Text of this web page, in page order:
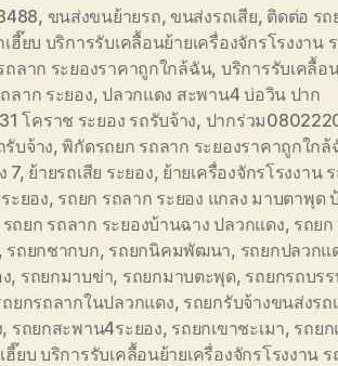
, ขนส่งขนย้ายรถ, ขนส่งรถเสีย, ติดต่อ รถ
ฮี๊ยบ บริการรับเคลื้อนย้ายเครื่องจักรโรงงาน
ถลาก ระยองราคาถูกใกล้ฉัน, บริการรับเคลื้อ
ลาก ระยอง, ปลวกแดง สะพาน4 บ่อวิน ปาก
โคราช ระยอง รถรับจ้าง, ปากร่วม
บจ้าง,พิกัดรถยก รถลาก ระยองราคาถูกใก
7, ย้ายรถเสีย ระยอง, ย้ายเครื่องจักรโรงงาน
ะยอง, รถยก รถลาก ระยอง แกลง มาบตาพุด
รถยก รถลาก ระยองบ้านฉาง ปลวกแดง, รถย
, รถยกชากบก, รถยกนิคมพัฒนา, รถยกปลวกแ
, รถยกมาบข่า, รถยกมาบตะพุด, รถยกรถบร
ยกรถลากในปลวกแดง, รถยกรับจ้างขนส่งรถ
, รถยกสะพาน4ระยอง, รถยกเขาชะเมา, รถย
ฮี๊ยบ บริการรับเคลื้อนย้ายเครื่องจักรโรงงาน ร